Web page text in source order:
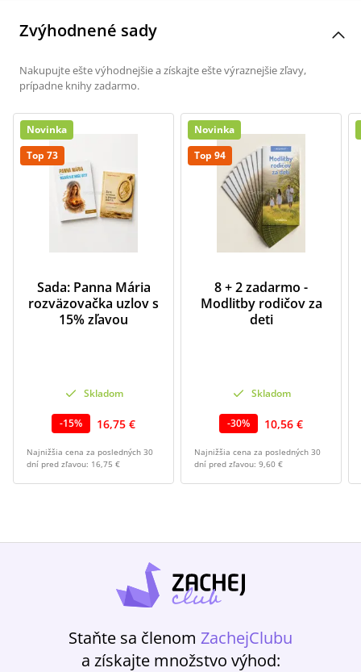
Zvýhodnené sady
Nakupujte ešte výhodnejšie a získajte ešte výraznejšie zľavy,
prípadne knihy zadarmo.
Novinka
Top 73
Sada: Panna Mária
rozväzovačka uzlov s
15% zľavou
Skladom
-15% 16,75 €
Najnižšia cena za posledných 30
dní pred zľavou: 16,75 €
Novinka
Top 94
8 + 2 zadarmo -
Modlitby rodičov za
deti
Skladom
-30% 10,56 €
Najnižšia cena za posledných 30
dní pred zľavou: 9,60 €
Staňte sa členom ZachejClubu
a získajte množstvo výhod: